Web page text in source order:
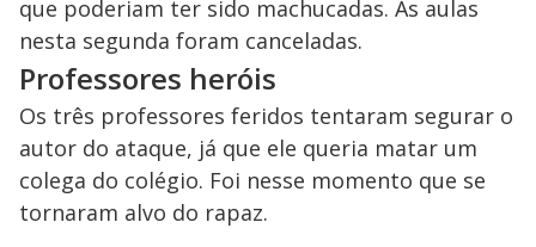
que poderiam ter sido machucadas. As aulas
nesta segunda foram canceladas.
Professores heróis
Os três professores feridos tentaram segurar o
autor do ataque, já que ele queria matar um
colega do colégio. Foi nesse momento que se
tornaram alvo do rapaz.